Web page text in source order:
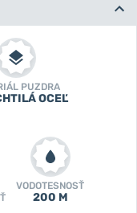
PUZDRA
OCEĽ
VODOTESNOSŤ
200 M